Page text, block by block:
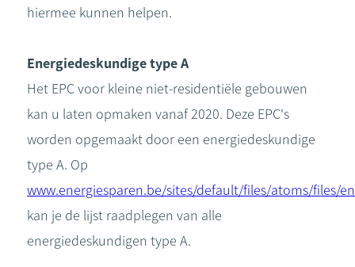
hiermee kunnen helpen.
Energiedeskundige type A
Het EPC voor kleine niet-residentiële gebouwen
kan u laten opmaken vanaf 2020. Deze EPC's
worden opgemaakt door een energiedeskundige
type A. Op
www.energiesparen.be/sites/default/files/atoms/files/
kan je de lijst raadplegen van alle
energiedeskundigen type A.